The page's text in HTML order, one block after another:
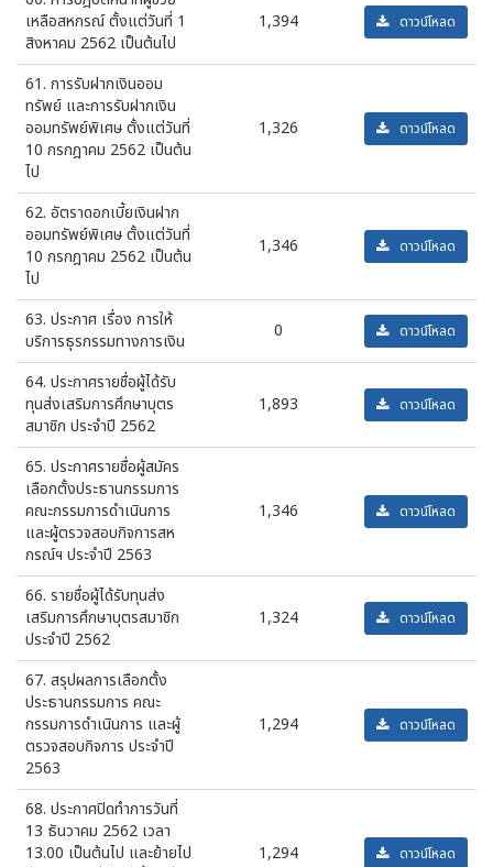
เหลือสหกรณ์ ตั้งแต่วันที่ 1
สิงหาคม 2562 เป็นต้นไป
1,394 ดาวน์โหลด
61. การรับฝากเงินออม
ทรัพย์ และการรับฝากเงิน
ออมทรัพย์พิเศษ ตั้งแต่วันที่
10 กรกฎาคม 2562 เป็นต้น
ไป
1,326 ดาวน์โหลด
62. อัตราดอกเบี้ยเงินฝาก
ออมทรัพย์พิเศษ ตั้งแต่วันที่
10 กรกฎาคม 2562 เป็นต้น
ไป
1,346 ดาวน์โหลด
63. ประกาศ เรื่อง การให้
บริการธุรกรรมทางการเงิน
0 ดาวน์โหลด
64. ประกาศรายชื่อผู้ได้รับ
ทุนส่งเสริมการศึกษาบุตร
สมาชิก ประจำปี 2562
1,893 ดาวน์โหลด
65. ประกาศรายชื่อผู้สมัคร
เลือกตั้งประธานกรรมการ
คณะกรรมการดำเนินการ
และผู้ตรวจสอบกิจการสห
กรณ์ฯ ประจำปี 2563
1,346 ดาวน์โหลด
66. รายชื่อผู้ได้รับทุนส่ง
เสริมการศึกษาบุตรสมาชิก
ประจำปี 2562
1,324 ดาวน์โหลด
67. สรุปผลการเลือกตั้ง
ประธานกรรมการ คณะ
กรรมการดำเนินการ และผู้
ตรวจสอบกิจการ ประจำปี
2563
1,294 ดาวน์โหลด
68. ประกาศปิดทำการวันที่
13 ธันวาคม 2562 เวลา
13.00 เป็นต้นไป และย้ายไป
1,294 ดาวน์โหลด